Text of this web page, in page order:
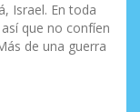
Israel. En toda
que no confíen
de una guerra